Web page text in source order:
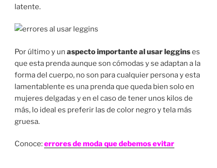
latente.
Por último y un aspecto importante al usar legginses
que esta prenda aunque son cómodas y se adaptan a la
forma del cuerpo, no son para cualquier persona y esta
lamentablente es una prenda que queda bien solo en
mujeres delgadas y en el caso de tener unos kilos de
más, lo ideal es preferir las de color negro y tela más
gruesa.
Conoce:errores de moda que debemos evitar